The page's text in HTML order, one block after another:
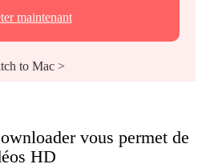
maintenant
to Mac >
vous permet de
HD